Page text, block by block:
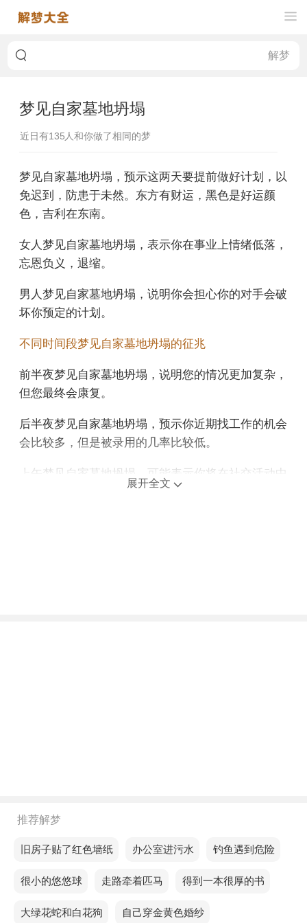
梦见自家墓地坍塌
近日有135人和你做了相同的梦
梦见自家墓地坍塌，预示这两天要提前做好计划，以
免迟到，防患于未然。东方有财运，黑色是好运颜
色，吉利在东南。
女人梦见自家墓地坍塌，表示你在事业上情绪低落，
忘恩负义，退缩。
男人梦见自家墓地坍塌，说明你会担心你的对手会破
坏你预定的计划。
不同时间段梦见自家墓地坍塌的征兆
前半夜梦见自家墓地坍塌，说明您的情况更加复杂，
但您最终会康复。
后半夜梦见自家墓地坍塌，预示你近期找工作的机会
会比较多，但是被录用的几率比较低。
上午梦见自家墓地坍塌，可能表示你将在社交活动中
获得更多的机会和资源。
不同的人梦见自家墓地坍塌预示着什么？
单身的人梦见自家墓地坍塌，预示近期的爱情运势不
能的。
恋爱的人梦见自家墓地坍塌，说明这段时间你的运气
展开全文
推荐解梦
梦见旧房子贴了红色墙纸梦见办公室进污水梦见钓鱼遇到危险
梦见很小的悠悠球梦见走路牵着匹马 梦见得到一本很厚的书
梦见大绿花蛇和白花狗梦见自己穿金黄色婚纱